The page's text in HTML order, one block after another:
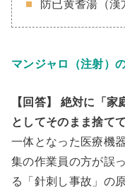
防已黄耆湯（漢
マンジャロ（注射）
【回答】
絶対に「家
としてそのまま捨て
一体となった医療機
集の作業員の方が誤
る「針刺し事故」の